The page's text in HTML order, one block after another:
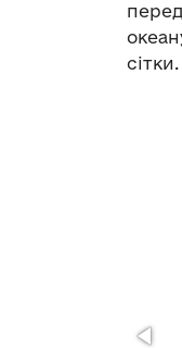
сітки.